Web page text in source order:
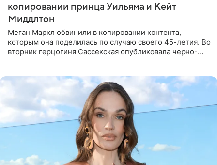
копировании принца Уильяма и Кейт
Миддлтон
Меган Маркл обвинили в копировании контента,
которым она поделилась по случаю своего 45-летия. Во
вторник герцогиня Сассекская опубликовала черно-